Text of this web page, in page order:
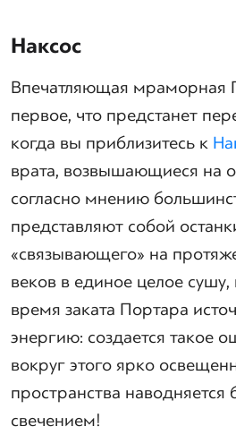
Наксос
Впечатляющая мраморная
первое, что предстанет
когда вы приблизитесь к
врата, возвышающиеся на
согласно мнению
представляют собой
«связывающего» на
веков в единое целое
время заката Портара
энергию: создается такое
вокруг этого ярко
пространства
свечением!